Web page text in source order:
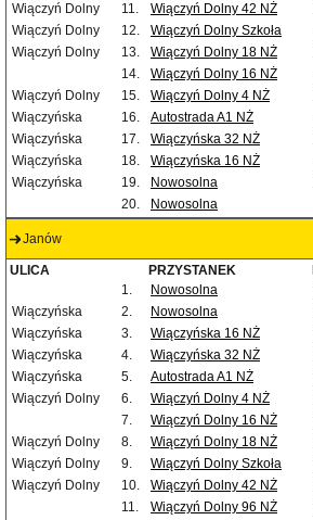
Wiączyń Dolny
11. Wiączyń Dolny 42 NŻ
Wiączyń Dolny
12. Wiączyń Dolny Szkoła
Wiączyń Dolny
13. Wiączyń Dolny 18 NŻ
14.
Wiączyń Dolny 16 NŻ
Wiączyń Dolny
15. Wiączyń Dolny 4 NŻ
Wiączyńska
16. Autostrada A1 NŻ
Wiączyńska
17. Wiączyńska 32 NŻ
Wiączyńska
18. Wiączyńska 16 NŻ
Wiączyńska
19. Nowosolna
20.
Nowosolna
Janów
ULICA PRZYSTANEK
1.
Nowosolna
Wiączyńska
2. Nowosolna
Wiączyńska
3. Wiączyńska 16 NŻ
Wiączyńska
4. Wiączyńska 32 NŻ
Wiączyńska
5. Autostrada A1 NŻ
Wiączyń Dolny
6. Wiączyń Dolny 4 NŻ
7.
Wiączyń Dolny 16 NŻ
Wiączyń Dolny
8. Wiączyń Dolny 18 NŻ
Wiączyń Dolny
9. Wiączyń Dolny Szkoła
Wiączyń Dolny
10. Wiączyń Dolny 42 NŻ
11.
Wiączyń Dolny 96 NŻ